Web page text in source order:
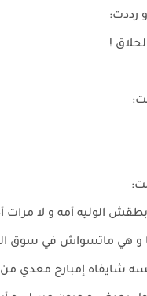
رددت:
!
الوليه أمه و لا مرات
و هي ماتسواش في سوق
شايفاه إمبارح معدي من